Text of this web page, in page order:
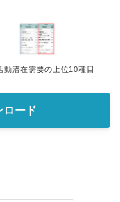
動潜在需要の上位10種目
ロード